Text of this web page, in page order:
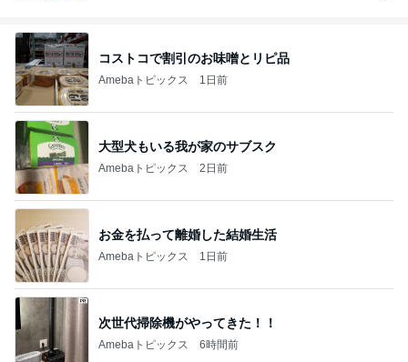
コストコで割引のお味噌とリピ品
Amebaトピックス 1日前
大型犬もいる我が家のサブスク
Amebaトピックス 2日前
お金を払って離婚した結婚生活
Amebaトピックス 1日前
次世代掃除機がやってきた！！
Amebaトピックス 6時間前